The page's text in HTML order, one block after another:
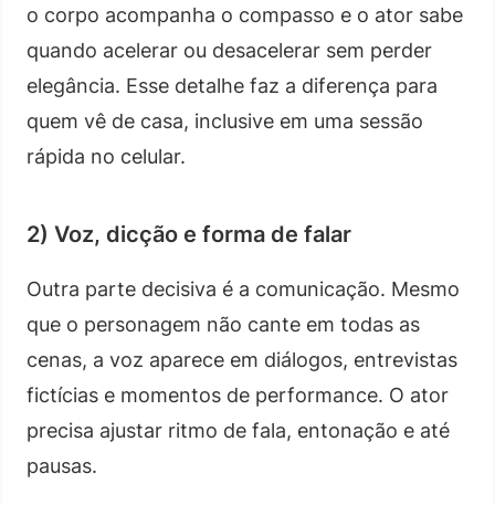
o corpo acompanha o compasso e o ator sabe
quando acelerar ou desacelerar sem perder
elegância. Esse detalhe faz a diferença para
quem vê de casa, inclusive em uma sessão
rápida no celular.
2) Voz, dicção e forma de falar
Outra parte decisiva é a comunicação. Mesmo
que o personagem não cante em todas as
cenas, a voz aparece em diálogos, entrevistas
fictícias e momentos de performance. O ator
precisa ajustar ritmo de fala, entonação e até
pausas.